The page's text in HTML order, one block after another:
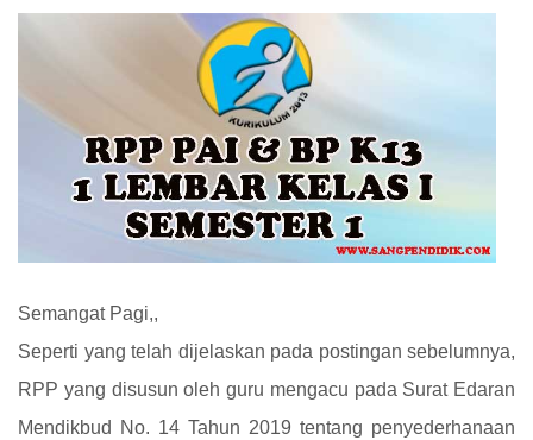
Semangat Pagi,,
Seperti yang telah dijelaskan pada postingan sebelumnya,
RPP yang disusun oleh guru mengacu pada Surat Edaran
Mendikbud No. 14 Tahun 2019 tentang penyederhanaan